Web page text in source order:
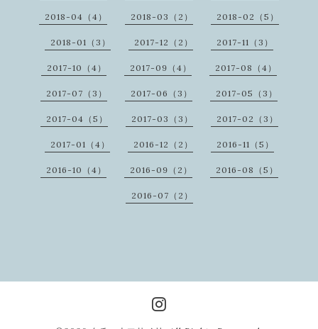
2018-04（4） 2018-03（2） 2018-02（5）
2018-01（3） 2017-12（2） 2017-11（3）
2017-10（4） 2017-09（4） 2017-08（4）
2017-07（3） 2017-06（3） 2017-05（3）
2017-04（5） 2017-03（3） 2017-02（3）
2017-01（4） 2016-12（2） 2016-11（5）
2016-10（4） 2016-09（2） 2016-08（5）
2016-07（2）